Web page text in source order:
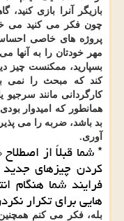
بازیگر آنرا بازی
چون فکر می کنید می
پروژه های خاصی
مهر خودتان را به آنها
بسپارید، ممکنست چیز
کند که مبحث را نمی
کارگردانی مانند
همانطور که امیدوار
بد باشد، ضربه را می
آوری.
* شما قبلاً از
کردن چیزهای جدید
فرایند شما هنگام
هایی برای تکرار
بله، فکر می کنم